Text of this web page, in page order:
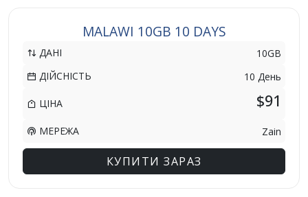
MALAWI 10GB 10 DAYS
ДАНІ
10GB
ДІЙСНІСТЬ
10 День
ЦІНА $91
МЕРЕЖА Zain
КУПИТИ ЗАРАЗ